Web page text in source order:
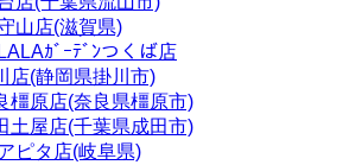
山店(滋賀県)
ｶﾞｰﾃﾞﾝつくば店
店(静岡県掛川市)
橿原店(奈良県橿原市)
土屋店(千葉県成田市)
ピタ店(岐阜県)